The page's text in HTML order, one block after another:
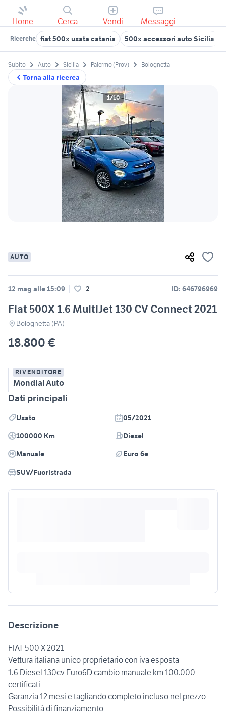
Home Cerca Vendi Messaggi
Ricerche fiat 500x usata catania 500x accessori auto Sicilia
Torna alla ricerca
Subito Auto Sicilia Palermo (Prov) Bolognetta
1/10
AUTO
12 mag alle 15:09 2 ID: 646796969
Fiat 500X 1.6 MultiJet 130 CV Connect 2021
Bolognetta (PA)
18.800 €
RIVENDITORE
Mondial Auto
Dati principali
Usato
05/2021
100000 Km
Diesel
Manuale
Euro 6e
SUV/Fuoristrada
Descrizione
FIAT 500 X 2021
Vettura italiana unico proprietario con iva esposta
1.6 Diesel 130cv Euro6D cambio manuale km 100.000
certificati
Garanzia 12 mesi e tagliando completo incluso nel prezzo
Possibilità di finanziamento